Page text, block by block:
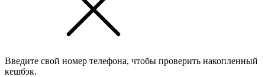
Введите свой номер телефона, чтобы проверить накопленный
кешбэк.